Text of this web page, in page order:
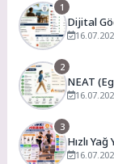
1
Dijital
En
2
NEAT
Salonuna
3
Hızlı
Evde